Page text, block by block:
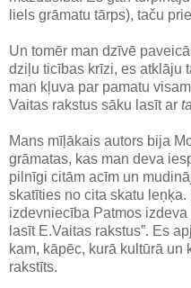
liels grāmatu tārps), taču
Un tomēr man dzīvē
dziļu ticības krīzi, es atklāju
man kļuva par pamatu
Vaitas rakstus sāku lasīt ar
Mans mīļākais autors bija
grāmatas, kas man deva
pilnīgi citām acīm un
skatīties no cita skatu
izdevniecība Patmos
lasīt E.Vaitas rakstus”. Es
kam, kāpēc, kurā kultūrā un
rakstīts.